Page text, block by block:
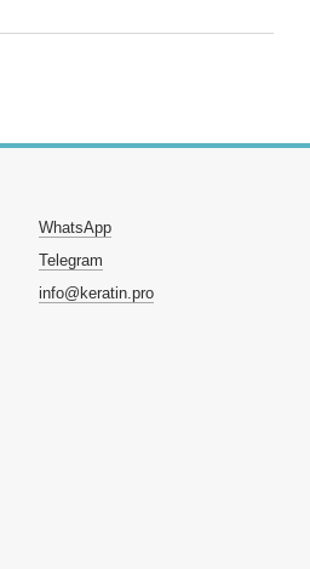
WhatsApp
Telegram
info@keratin.pro